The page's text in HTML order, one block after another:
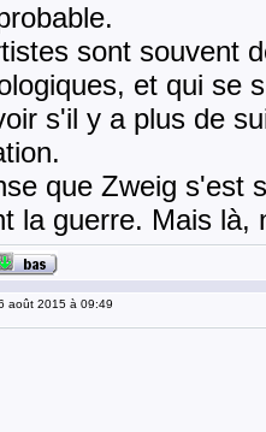
sont souvent
et qui se
s'il y a plus de
que Zweig s'est
la guerre. Mais
août 2015 à 09:49